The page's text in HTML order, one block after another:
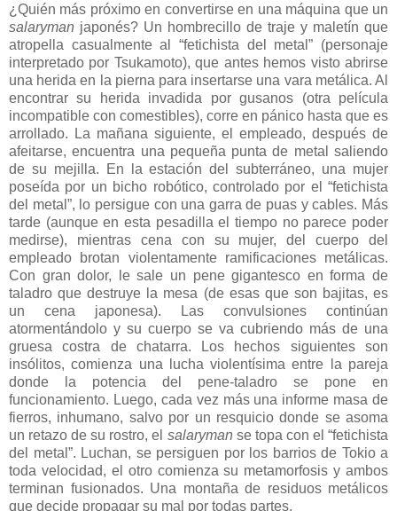
¿Quién más próximo en convertirse en una máquina que un
salaryman japonés? Un hombrecillo de traje y maletín que
atropella casualmente al “fetichista del metal” (personaje
interpretado por Tsukamoto), que antes hemos visto abrirse
una herida en la pierna para insertarse una vara metálica. Al
encontrar su herida invadida por gusanos (otra película
incompatible con comestibles), corre en pánico hasta que es
arrollado. La mañana siguiente, el empleado, después de
afeitarse, encuentra una pequeña punta de metal saliendo
de su mejilla. En la estación del subterráneo, una mujer
poseída por un bicho robótico, controlado por el “fetichista
del metal”, lo persigue con una garra de puas y cables. Más
tarde (aunque en esta pesadilla el tiempo no parece poder
medirse), mientras cena con su mujer, del cuerpo del
empleado brotan violentamente ramificaciones metálicas.
Con gran dolor, le sale un pene gigantesco en forma de
taladro que destruye la mesa (de esas que son bajitas, es
un cena japonesa). Las convulsiones continúan
atormentándolo y su cuerpo se va cubriendo más de una
gruesa costra de chatarra. Los hechos siguientes son
insólitos, comienza una lucha violentísima entre la pareja
donde la potencia del pene-taladro se pone en
funcionamiento. Luego, cada vez más una informe masa de
fierros, inhumano, salvo por un resquicio donde se asoma
un retazo de su rostro, el salaryman se topa con el “fetichista
del metal”. Luchan, se persiguen por los barrios de Tokio a
toda velocidad, el otro comienza su metamorfosis y ambos
terminan fusionados. Una montaña de residuos metálicos
que decide propagar su mal por todas partes.